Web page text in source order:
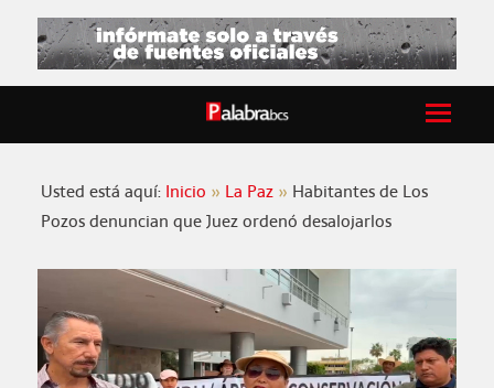
Usted está aquí: Inicio La Paz
Habitantes de Los
Pozos denuncian que Juez ordenó desalojarlos